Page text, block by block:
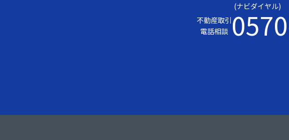
不動産取引
電話相談
(ナビダイヤル)